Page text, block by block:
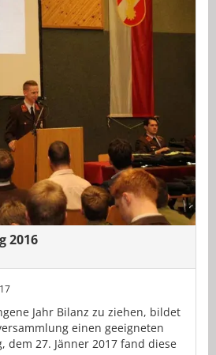
2016
Jahr Bilanz zu ziehen, bildet
einen geeigneten
dem 27. Jänner 2017 fand diese